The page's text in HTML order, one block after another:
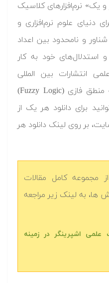
یک» نرم‌افزارهای کلاسیک
دنیای علوم نرم‌افزاری و
و نامحدود بین اعداد
خود به کار
انتشارات بین المللی
اشپرینگر (Springer) در زمینه منطق فازی (Fuzzy Logic)
برای دانلود هر یک از
بر روی لینک دانلود هر
مجموعه کامل مقالات
ها، به لینک زیر مراجعه
علمی اشپرینگر در زمینه